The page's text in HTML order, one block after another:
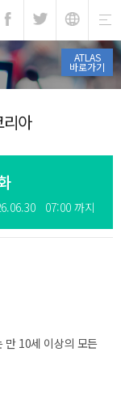
ATLAS
바로가기
아
07:00 까지
만 10세 이상의 모든